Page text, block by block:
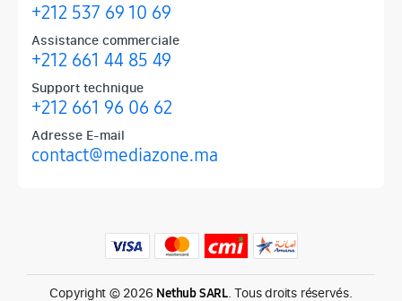
+212 537 69 10 69
Assistance commerciale
+212 661 44 85 49
Support technique
+212 661 96 06 62
Adresse E-mail
contact@mediazone.ma
Produits phares chez Mediazone
Retrouvez chez Mediazone les références incontournables :
Copyright © 2026 Nethub SARL. Tous droits réservés.